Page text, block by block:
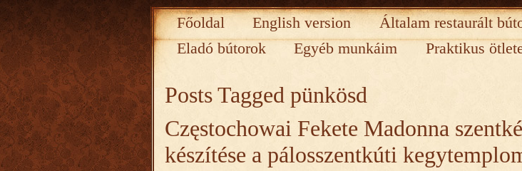
Főoldal English version Általam restaurált
Eladó bútorok
Egyéb munkáim Praktikus
Posts Tagged pünkösd
Częstochowai Fekete Madonna
készítése a pálosszentkúti